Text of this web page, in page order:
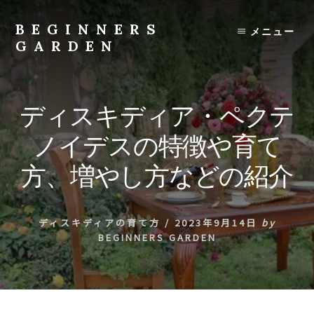
content
BEGINNERS
GARDEN
の
種
類
や
育
て
方
の
紹
介
を
行
メニュー
ディスキディア・ペクテ
ノイデスの特徴や育て
方、増やし方などの紹介
ディスキディアの育て方 / 2023年9月14日 by
BEGINNERS GARDEN